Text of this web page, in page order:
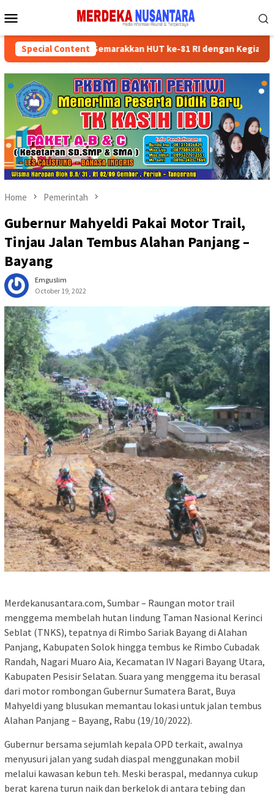
to
Menu
Special Content
Partai Semarakkan HUT ke-81 RI dengan Kegiatan Sosial
Home Pemerintah
Gubernur Mahyeldi Pakai Motor Trail,
Tinjau Jalan Tembus Alahan Panjang –
Bayang
Emguslim
October 19, 2022
Merdekanusantara.com, Sumbar – Raungan motor trail
menggema membelah hutan lindung Taman Nasional Kerinci
Seblat (TNKS), tepatnya di Rimbo Sariak Bayang di Alahan
Panjang, Kabupaten Solok hingga tembus ke Rimbo Cubadak
Randah, Nagari Muaro Aia, Kecamatan IV Nagari Bayang Utara,
Kabupaten Pesisir Selatan. Suara yang menggema itu berasal
dari motor rombongan Gubernur Sumatera Barat, Buya
Mahyeldi yang blusukan memantau lokasi untuk jalan tembus
Alahan Panjang – Bayang, Rabu (19/10/2022).
Gubernur bersama sejumlah kepala OPD terkait, awalnya
menyusuri jalan yang sudah diaspal menggunakan mobil
melalui kawasan kebun teh. Meski beraspal, medannya cukup
berat karena turun naik dan berkelok di antara tebing dan